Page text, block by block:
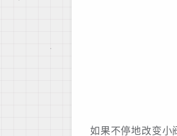
如果不停地改变小